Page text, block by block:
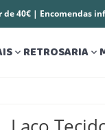
de 40€ | Encomendas
 RETROSARIA